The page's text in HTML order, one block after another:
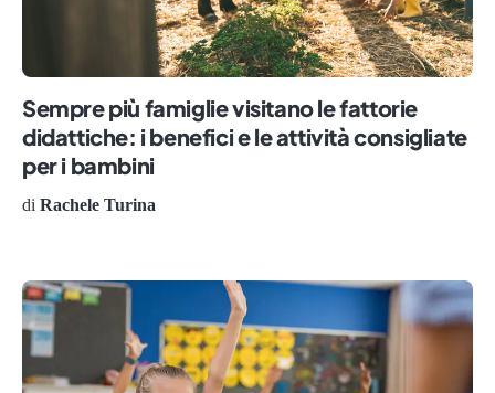
Sempre più famiglie visitano le fattorie
didattiche: i benefici e le attività consigliate
per i bambini
di Rachele Turina